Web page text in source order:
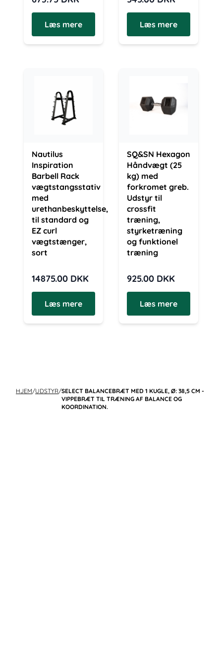
Læs mere Læs mere
Nautilus
Inspiration
Barbell Rack
vægtstangsstativ
med
urethanbeskyttelse,
til standard og
EZ curl
vægtstænger,
sort
14875.00 DKK
Læs mere
SQ&SN Hexagon
Håndvægt (25
kg) med
forkromet greb.
Udstyr til
crossfit
træning,
styrketræning
og funktionel
træning
925.00 DKK
Læs mere
HJEM/UDSTYR/SELECT BALANCEBRÆT MED 1 KUGLE, Ø: 38,5 CM -
VIPPEBRÆT TIL TRÆNING AF BALANCE OG
KOORDINATION.